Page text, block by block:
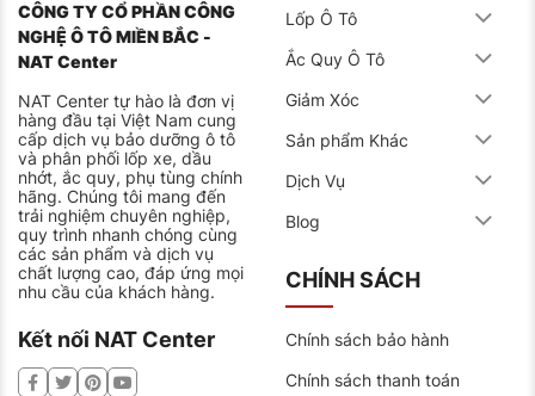
CÔNG TY CỔ PHẦN CÔNG
NGHỆ Ô TÔ MIỀN BẮC -
NAT Center
NAT Center tự hào là đơn vị
hàng đầu tại Việt Nam cung
cấp dịch vụ bảo dưỡng ô tô
và phân phối lốp xe, dầu
nhớt, ắc quy, phụ tùng chính
hãng. Chúng tôi mang đến
trải nghiệm chuyên nghiệp,
quy trình nhanh chóng cùng
các sản phẩm và dịch vụ
chất lượng cao, đáp ứng mọi
nhu cầu của khách hàng.
Kết nối NAT Center
Lốp Ô Tô
Ắc Quy Ô Tô
Giảm Xóc
Sản phẩm Khác
Dịch Vụ
Blog
CHÍNH SÁCH
Chính sách bảo hành
Chính sách thanh toán